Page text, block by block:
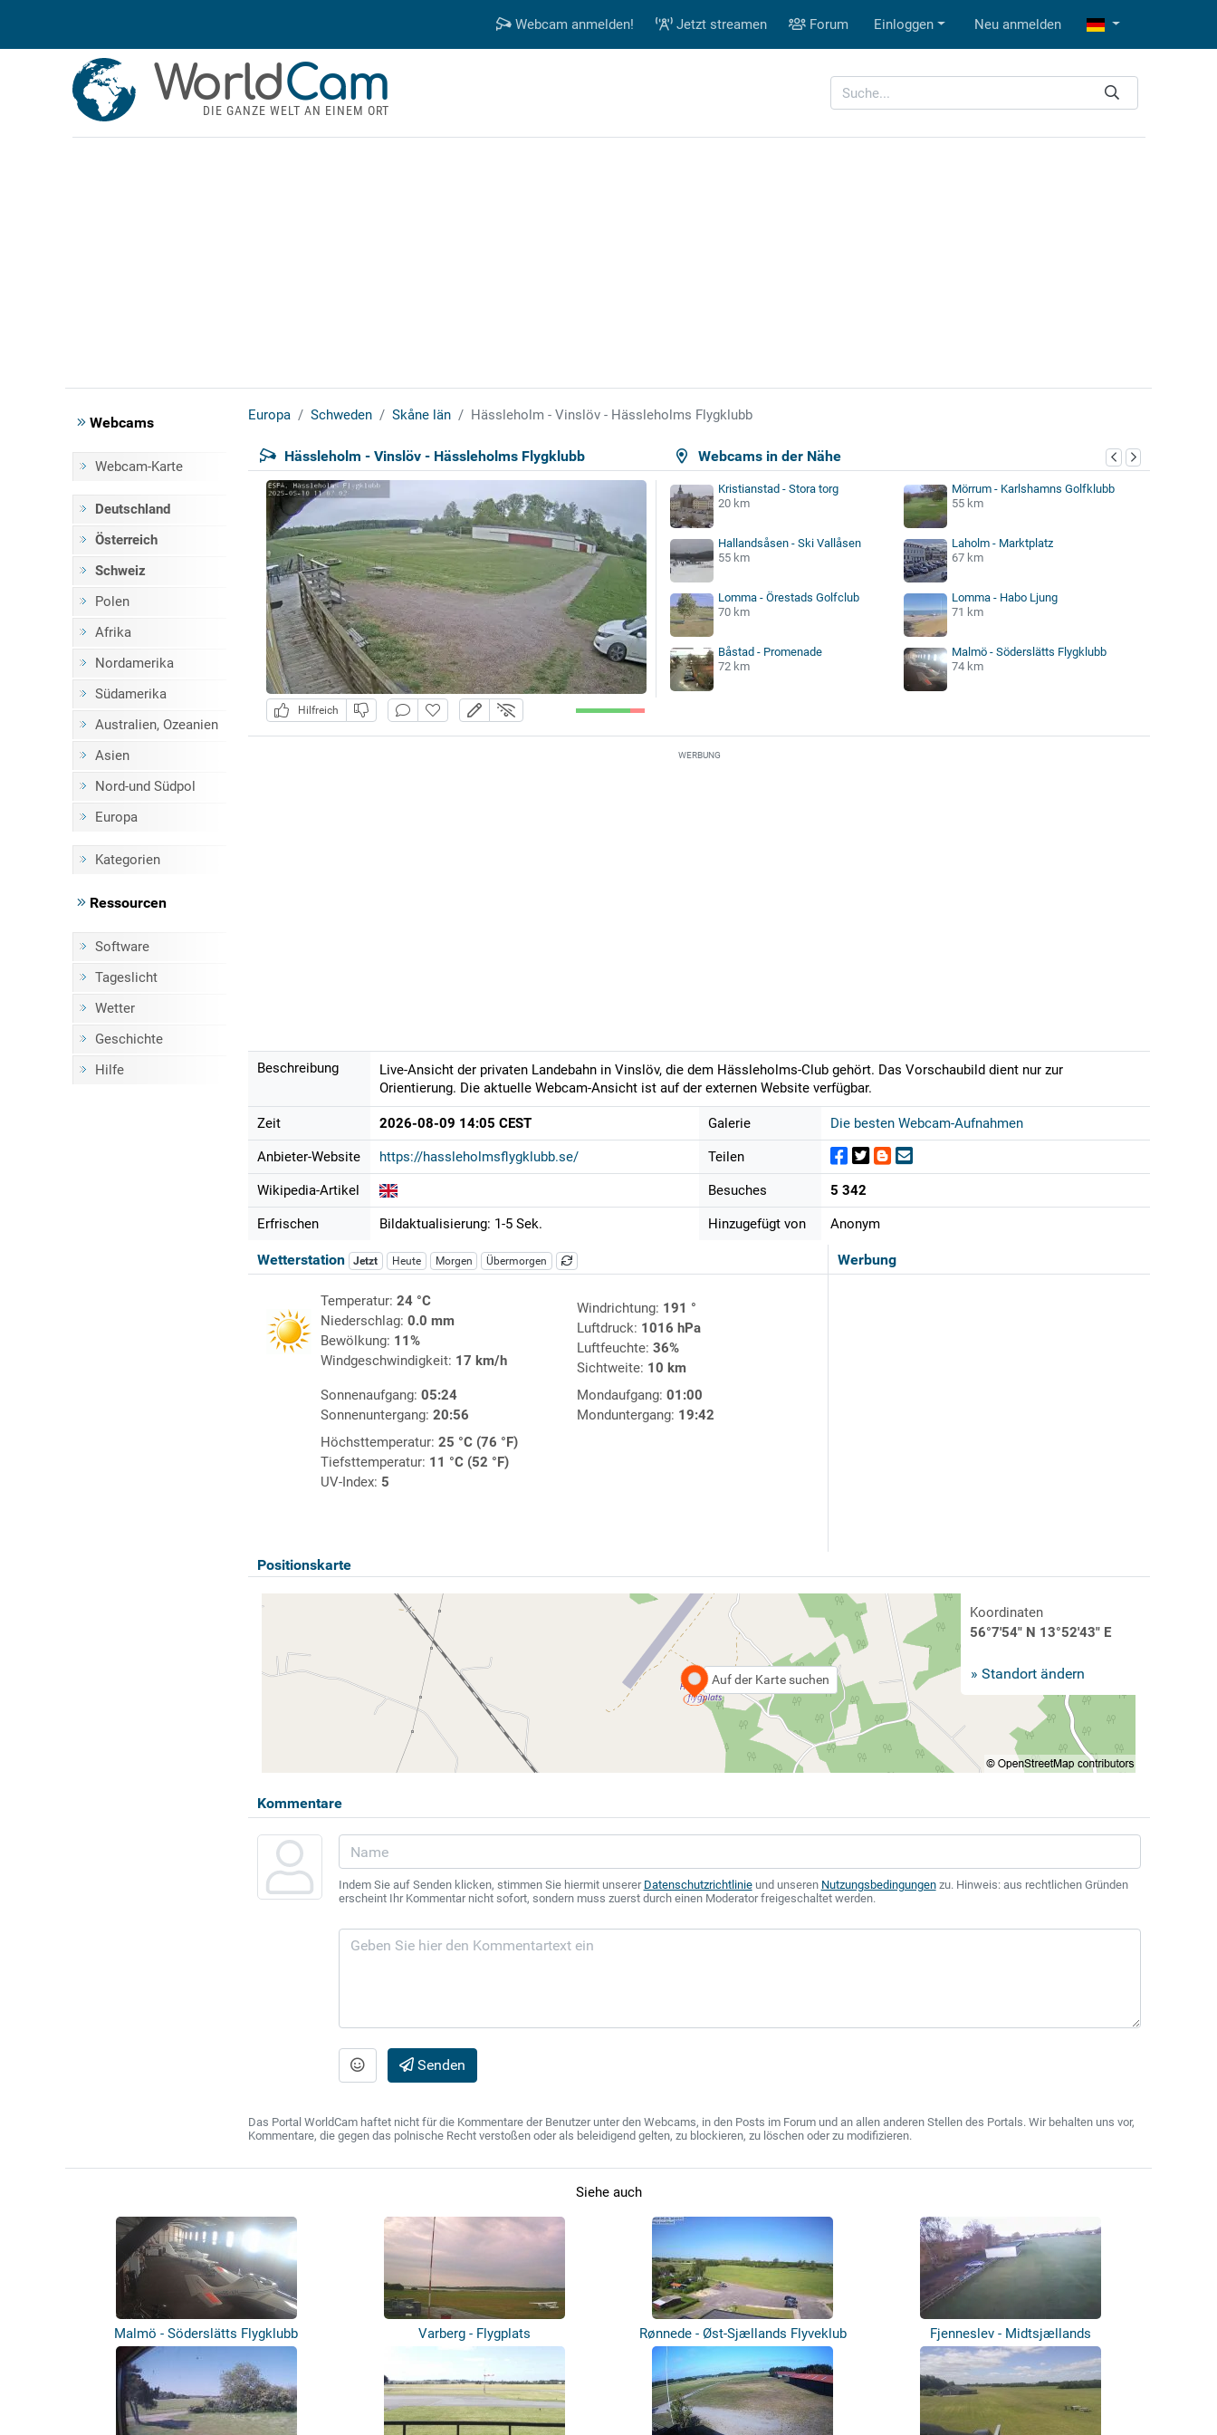
Webcam anmelden! Jetzt streamen Forum Einloggen Neu anmelden
WorldCam
DIE GANZE WELT AN EINEM ORT
Webcams
Webcam-Karte
Deutschland
Österreich
Schweiz
Polen
Afrika
Nordamerika
Südamerika
Australien, Ozeanien
Asien
Nord-und Südpol
Europa
Kategorien
Ressourcen
Software
Tageslicht
Wetter
Geschichte
Hilfe
Europa Schweden Skåne län Hässleholm - Vinslöv - Hässleholms Flygklubb
Webcams in der Nähe
Hässleholm - Vinslöv - Hässleholms Flygklubb
Hilfreich
Kristianstad - Stora torg
20 km
Mörrum - Karlshamns Golfklubb
55 km
Hallandsåsen - Ski Vallåsen
55 km
Laholm - Marktplatz
67 km
Lomma - Örestads Golfclub
70 km
Lomma - Habo Ljung
71 km
Båstad - Promenade
72 km
Malmö - Söderslätts Flygklubb
74 km
WERBUNG
Beschreibung
Live-Ansicht der privaten Landebahn in Vinslöv, die dem Hässleholms-Club gehört. Das Vorschaubild dient nur zur
Orientierung. Die aktuelle Webcam-Ansicht ist auf der externen Website verfügbar.
Zeit 2026-08-09 14:05 CEST
Anbieter-Website https://hassleholmsflygklubb.se/
Wikipedia-Artikel
Erfrischen Bildaktualisierung: 1-5 Sek.
Galerie Die besten Webcam-Aufnahmen
Teilen
Besuches 5 342
Hinzugefügt von Anonym
Werbung
Wetterstation Jetzt Heute Morgen Übermorgen
Temperatur: 24 °C
Niederschlag: 0.0 mm
Bewölkung: 11%
Windgeschwindigkeit: 17 km/h
Windrichtung: 191 °
Luftdruck: 1016 hPa
Luftfeuchte: 36%
Sichtweite: 10 km
Sonnenaufgang: 05:24
Sonnenuntergang: 20:56
Mondaufgang: 01:00
Monduntergang: 19:42
Höchsttemperatur: 25 °C (76 °F)
Tiefsttemperatur: 11 °C (52 °F)
UV-Index: 5
Positionskarte
Auf der Karte suchen
Koordinaten
56°7'54" N 13°52'43" E
» Standort ändern
Kommentare
Indem Sie auf Senden klicken, stimmen Sie hiermit unserer Datenschutzrichtlinieund unseren Nutzungsbedingungenzu. Hinweis: aus rechtlichen Gründen
erscheint Ihr Kommentar nicht sofort, sondern muss zuerst durch einen Moderator freigeschaltet werden.
Senden
Das Portal WorldCam haftet nicht für die Kommentare der Benutzer unter den Webcams, in den Posts im Forum und an allen anderen Stellen des Portals. Wir behalten uns vor,
Kommentare, die gegen das polnische Recht verstoßen oder als beleidigend gelten, zu blockieren, zu löschen oder zu modifizieren.
Siehe auch
Malmö - Söderslätts Flygklubb Varberg - Flygplats Rønnede - Øst-Sjællands Flyveklub
Fjenneslev - Midtsjællands
Svæveflyveklu...